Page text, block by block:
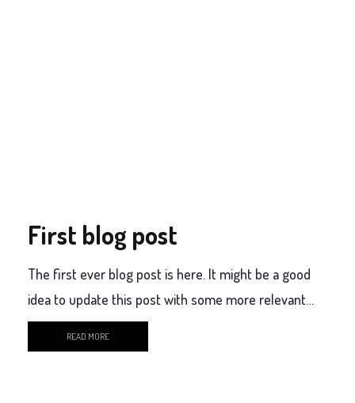
First blog post
The first ever blog post is here. It might be a good
idea to update this post with some more relevant
content.
READ MORE